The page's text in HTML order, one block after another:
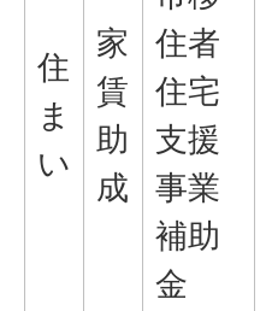
住
ま
い
家
賃
助
成
住者
住宅
支援
事業
補助
金